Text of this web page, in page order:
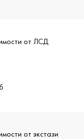
от ЛСД
от экстази